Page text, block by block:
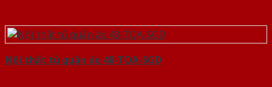
Nội thất tủ quần áo 48-TQA-SGD